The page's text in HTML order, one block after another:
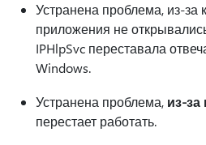
Устранена проблема, из-за
приложения не
IPHlpSvc переставала
Windows.
Устранена проблема, из-за
перестает работать.